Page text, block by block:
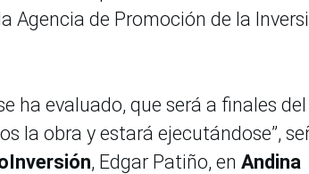
Agencia de Promoción de la
ha evaluado, que será a finales del
la obra y estará ejecutándose”,
, Edgar Patiño, en Andina